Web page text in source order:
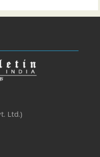
Ltd.)